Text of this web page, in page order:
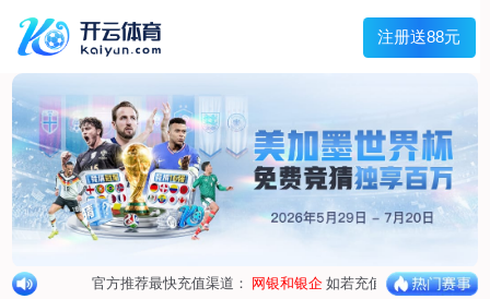
Menu
网站首页
关于我们
产品中心
荣誉资质
厂区设备
人才招聘
新闻中心
销售网点